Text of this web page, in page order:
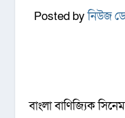
Posted byনিউজ
বাংলা বাণিজ্যিক